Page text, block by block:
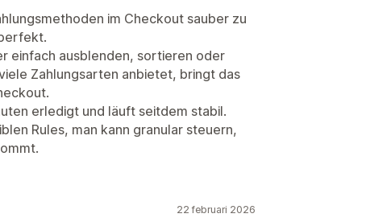
im Checkout sauber zu
einfach ausblenden, sortieren oder
Zahlungsarten anbietet, bringt das
erledigt und läuft seitdem stabil.
Rules, man kann granular steuern,
22 februari 2026